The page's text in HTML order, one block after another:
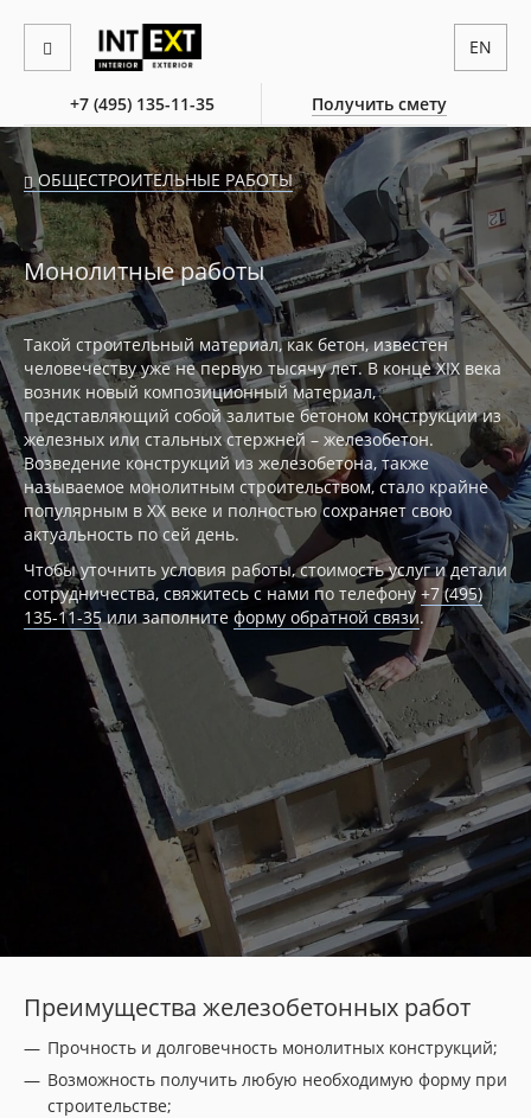
+7 (495) 135-11-35 Получить смету
EN
ОБЩЕСТРОИТЕЛЬНЫЕ РАБОТЫ
Монолитные работы
Такой строительный материал, как бетон, известен
человечеству уже не первую тысячу лет. В конце XIX века
возник новый композиционный материал,
представляющий собой залитые бетоном конструкции из
железных или стальных стержней – железобетон.
Возведение конструкций из железобетона, также
называемое монолитным строительством, стало крайне
популярным в XX веке и полностью сохраняет свою
актуальность по сей день.
Чтобы уточнить условия работы, стоимость услуг и детали
сотрудничества, свяжитесь с нами по телефону +7 (495)
135-11-35или заполните форму обратной связи.
Преимущества железобетонных работ
Прочность и долговечность монолитных конструкций;
Возможность получить любую необходимую форму при
строительстве;